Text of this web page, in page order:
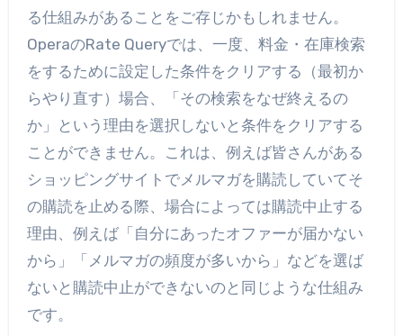
る仕組みがあることをご存じかもしれません。
OperaのRate Queryでは、一度、料金・在庫検索
をするために設定した条件をクリアする（最初か
らやり直す）場合、「その検索をなぜ終えるの
か」という理由を選択しないと条件をクリアする
ことができません。これは、例えば皆さんがある
ショッピングサイトでメルマガを購読していてそ
の購読を止める際、場合によっては購読中止する
理由、例えば「自分にあったオファーが届かない
から」「メルマガの頻度が多いから」などを選ば
ないと購読中止ができないのと同じような仕組み
です。